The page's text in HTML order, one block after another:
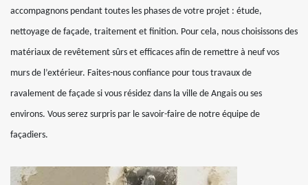
accompagnons pendant toutes les phases de votre projet : étude,
nettoyage de façade, traitement et finition. Pour cela, nous choisissons des
matériaux de revêtement sûrs et efficaces afin de remettre à neuf vos
murs de l’extérieur. Faites-nous confiance pour tous travaux de
ravalement de façade si vous résidez dans la ville de Angais ou ses
environs. Vous serez surpris par le savoir-faire de notre équipe de
façadiers.